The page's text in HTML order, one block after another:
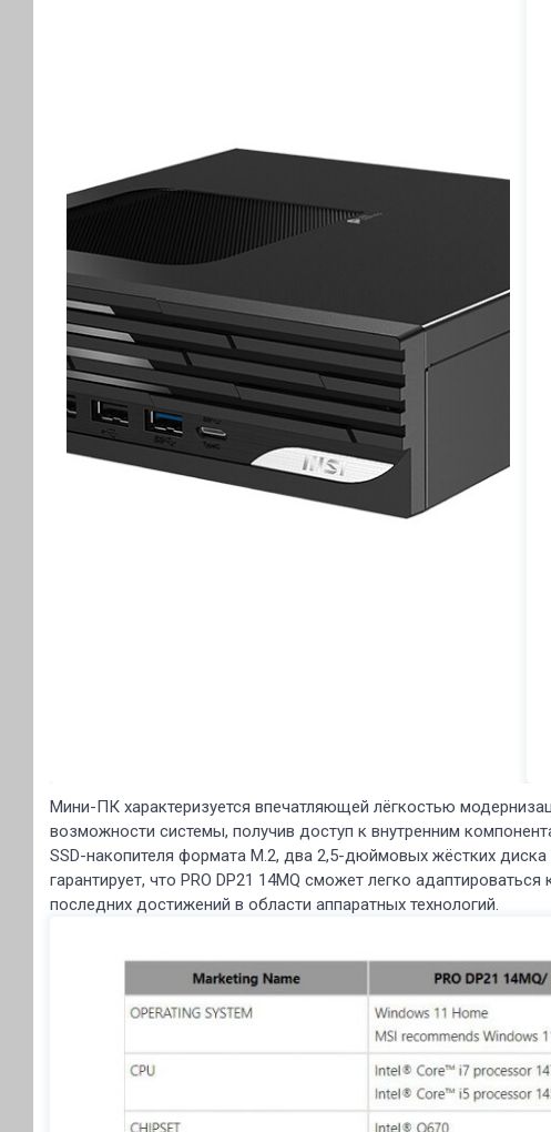
Мини-ПК характеризуется впечатляющей лёгкостью
возможности системы, получив доступ к внутренним
SSD-накопителя формата M.2, два 2,5-дюймовых жёстких диска
гарантирует, что PRO DP21 14MQ сможет легко
последних достижений в области аппаратных технологий.